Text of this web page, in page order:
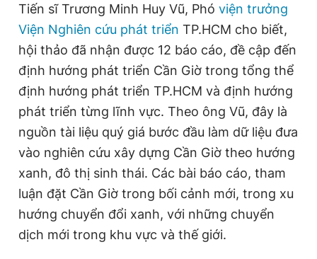
Tiến sĩ Trương Minh Huy Vũ, Phó viện trưởng
Viện Nghiên cứu phát triển TP.HCM cho biết,
hội thảo đã nhận được 12 báo cáo, đề cập đến
định hướng phát triển Cần Giờ trong tổng thể
định hướng phát triển TP.HCM và định hướng
phát triển từng lĩnh vực. Theo ông Vũ, đây là
nguồn tài liệu quý giá bước đầu làm dữ liệu đưa
vào nghiên cứu xây dựng Cần Giờ theo hướng
xanh, đô thị sinh thái. Các bài báo cáo, tham
luận đặt Cần Giờ trong bối cảnh mới, trong xu
hướng chuyển đổi xanh, với những chuyển
dịch mới trong khu vực và thế giới.